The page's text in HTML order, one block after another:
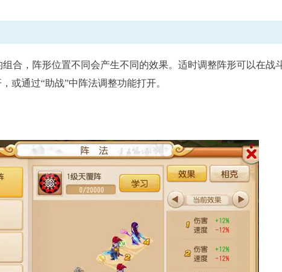
已结束
三界
6日-1月27日
详情
武神坛
比赛时间：每月第三、四周周六11:00至周日
查看详情
，阵形位置不同会产生不同的效果。适时调整阵形可以在战
或通过“助战”中阵法调整功能打开。